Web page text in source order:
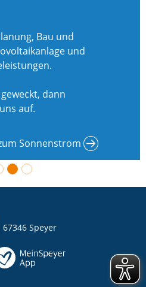
Bau und
und
dann
auf.
Sonnenstrom
Speyer